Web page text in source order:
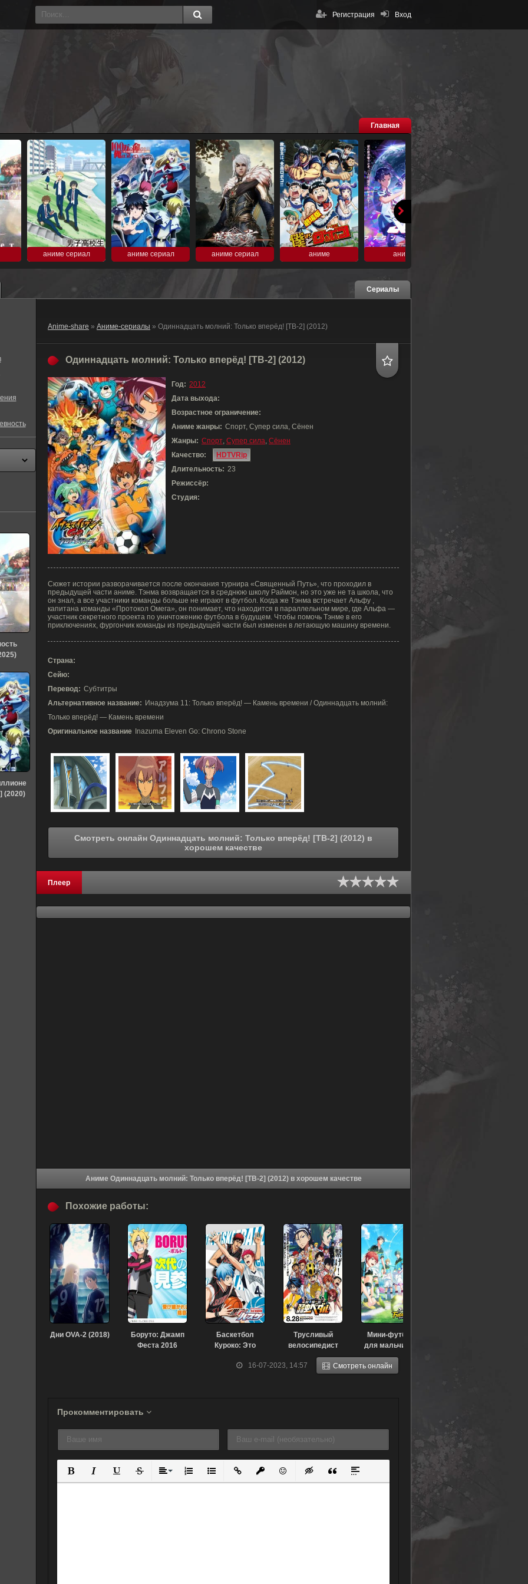
Вход
Регистрация
Главная
аниме сериал аниме сериал аниме сериал аниме аниме
Сериалы
Anime-share » Аниме-сериалы » Одиннадцать молний: Только вперёд! [ТВ-2] (2012)
Одиннадцать молний: Только вперёд! [ТВ-2] (2012)
Год: 2012
Дата выхода:
Возрастное ограничение:
Аниме жанры: Спорт, Супер сила, Сёнен
Жанры: Спорт, Супер сила, Сёнен
Качество:
HDTVRip
Длительность: 23
Режиссёр:
Студия:
Сюжет истории разворачивается после окончания турнира «Священный Путь», что проходил в
предыдущей части аниме. Тэнма возвращается в среднюю школу Раймон, но это уже не та школа, что
он знал, а все участники команды больше не играют в футбол. Когда же Тэнма встречает Альфу ,
капитана команды «Протокол Омега», он понимает, что находится в параллельном мире, где Альфа —
участник секретного проекта по уничтожению футбола в будущем. Чтобы помочь Тэнме в его
приключениях, фургончик команды из предыдущей части был изменен в летающую машину времени.
Страна:
Сейю:
Перевод: Субтитры
Альтернативное название: Инадзума 11: Только вперёд! — Камень времени / Одиннадцать молний:
Только вперёд! — Камень времени
Оригинальное название Inazuma Eleven Go: Chrono Stone
Смотреть онлайн Одиннадцать молний: Только вперёд! [ТВ-2] (2012) в
хорошем качестве
Плеер
Аниме Одиннадцать молний: Только вперёд! [ТВ-2] (2012) в хорошем качестве
16-07-2023, 14:57 Смотреть онлайн
Похожие работы:
Дни OVA-2 (2018)
Боруто: Джамп
Феста 2016
Баскетбол
Куроко: Это
(2015)
Трусливый
велосипедист
(2015) (2015)
Мини-футбол
для мальчиков
(2022)
Прокомментировать
Полужирный
КурсивПодчеркнутый
ЗачеркнутыйВыравнивание
Нумерованный список
Маркированный список
Вставить ссылку
Вставить защищенную ссылку
Вставить смайлик
Вставка скрытого текста
Вставка цитаты
Вставка спойлера
(2020)